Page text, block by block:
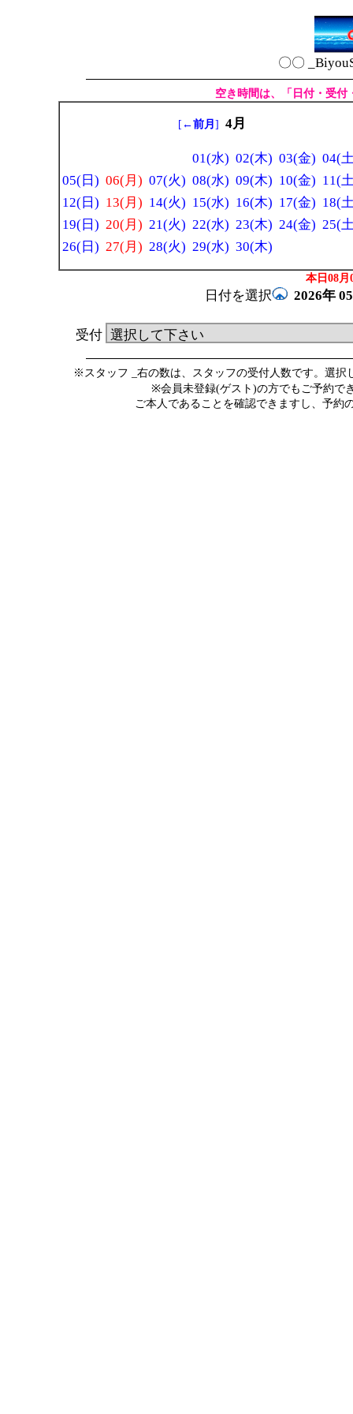
〇〇
空き時間は、「日付・受
[ ←前月 ] 4月
01(水) 02(木) 03(金) 04(
05(日) 06(月) 07(火) 08(水) 09(木) 10(金) 11(
12(日) 13(月) 14(火) 15(水) 16(木) 17(金) 18(
19(日) 20(月) 21(火) 22(水) 23(木) 24(金) 25(
26(日) 27(月) 28(火) 29(水) 30(木)
本日08月
日付を選択 2026年
受付
※スタッフ _右の数は、スタッフの受付人数です。選
※会員未登録(ゲスト)の方でもご予約で
ご本人であることを確認できますし、予約